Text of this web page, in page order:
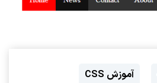
آموزش CSS